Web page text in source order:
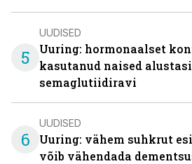
5
UUDISED
Uuring: hormonaalset
kasutanud naised
semaglutiidiravi
6
UUDISED
Uuring: vähem suhkrut
võib vähendada